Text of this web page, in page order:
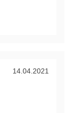
14.04.2021